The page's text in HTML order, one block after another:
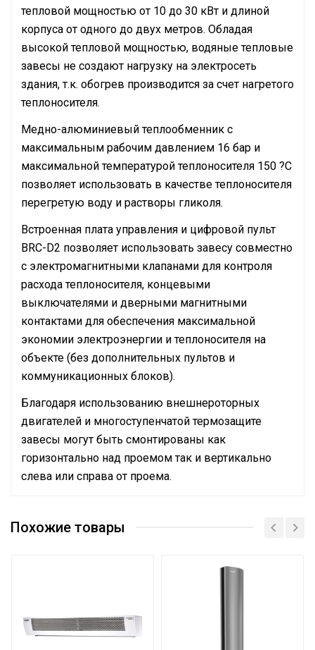
тепловой мощностью от 10 до 30 кВт и длиной
корпуса от одного до двух метров. Обладая
высокой тепловой мощностью, водяные тепловые
завесы не создают нагрузку на электросеть
здания, т.к. обогрев производится за счет нагретого
теплоносителя.
Медно-алюминиевый теплообменник с
максимальным рабочим давлением 16 бар и
максимальной температурой теплоносителя 150 ?С
позволяет использовать в качестве теплоносителя
перегретую воду и растворы гликоля.
Встроенная плата управления и цифровой пульт
BRC-D2 позволяет использовать завесу совместно
с электромагнитными клапанами для контроля
расхода теплоносителя, концевыми
выключателями и дверными магнитными
контактами для обеспечения максимальной
экономии электроэнергии и теплоносителя на
объекте (без дополнительных пультов и
коммуникационных блоков).
Благодаря использованию внешнероторных
двигателей и многоступенчатой термозащите
завесы могут быть смонтированы как
горизонтально над проемом так и вертикально
слева или справа от проема.
электросети
(брутто)
Сертификат
Похожие товары